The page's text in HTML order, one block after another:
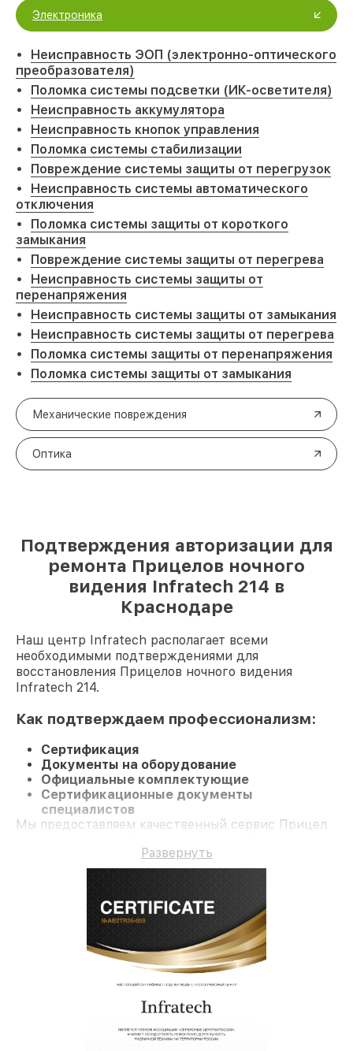
Электроника
Неисправность ЭОП (электронно-оптического
преобразователя)
Поломка системы подсветки (ИК-осветителя)
Неисправность аккумулятора
Неисправность кнопок управления
Поломка системы стабилизации
Повреждение системы защиты от перегрузок
Неисправность системы автоматического
отключения
Поломка системы защиты от короткого
замыкания
Повреждение системы защиты от перегрева
Неисправность системы защиты от
перенапряжения
Неисправность системы защиты от замыкания
Неисправность системы защиты от перегрева
Поломка системы защиты от перенапряжения
Поломка системы защиты от замыкания
Механические повреждения
Оптика
Подтверждения авторизации для
ремонта Прицелов ночного
видения Infratech 214 в
Краснодаре
Наш центр Infratech располагает всеми
необходимыми подтверждениями для
восстановления Прицелов ночного видения
Infratech 214.
Как подтверждаем профессионализм:
Сертификация
Документы на оборудование
Официальные комплектующие
Сертификационные документы
специалистов
Мы предоставляем качественный сервис Прицел
Развернуть